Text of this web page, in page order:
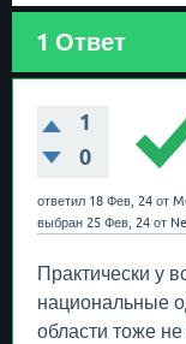
1 Ответ
1
0
ответил 18 Фев, 24 от
выбран 25 Фев, 24 от
Практически у
национальные
области тоже не